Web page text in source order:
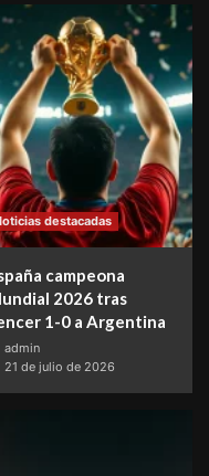
destacadas
campeona
2026 tras
1-0 a Argentina
admin
21 de julio de 2026